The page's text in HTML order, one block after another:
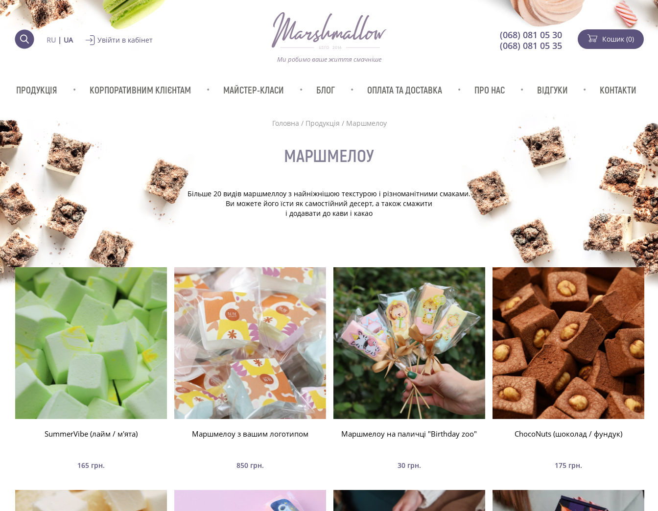
RU UA Увійти в кабінет
Ми робимо ваше життя смачніше
Кошик (0)
(068) 081 05 30
(068) 081 05 35
ПРОДУКЦІЯ КОРПОРАТИВНИМ КЛІЄНТАМ МАЙСТЕР-КЛАСИ БЛОГ ОПЛАТА ТА ДОСТАВКА ПРО НАС ВІДГУКИ КОНТАКТИ
Головна / Продукція / Маршмелоу
МАРШМЕЛОУ
Більше 20 видів маршмеллоу з найніжнішою текстурою і різноманітними смаками.
Ви можете його їсти як самостійний десерт, а також смажити
і додавати до кави і какао
SummerVibe (лайм / м'ята)
165 грн.
Маршмелоу з вашим логотипом
850 грн.
Маршмелоу на паличці "Birthday zoo"
30 грн.
ChocoNuts (шоколад / фундук)
175 грн.